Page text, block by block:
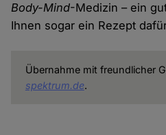
Body-Mind-Medizin – ein
Ihnen sogar ein Rezept
Übernahme mit freundlicher
spektrum.de.